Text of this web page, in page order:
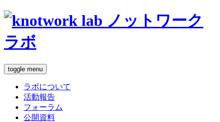
toggle menu
ラボについて
活動報告
フォーラム
公開資料